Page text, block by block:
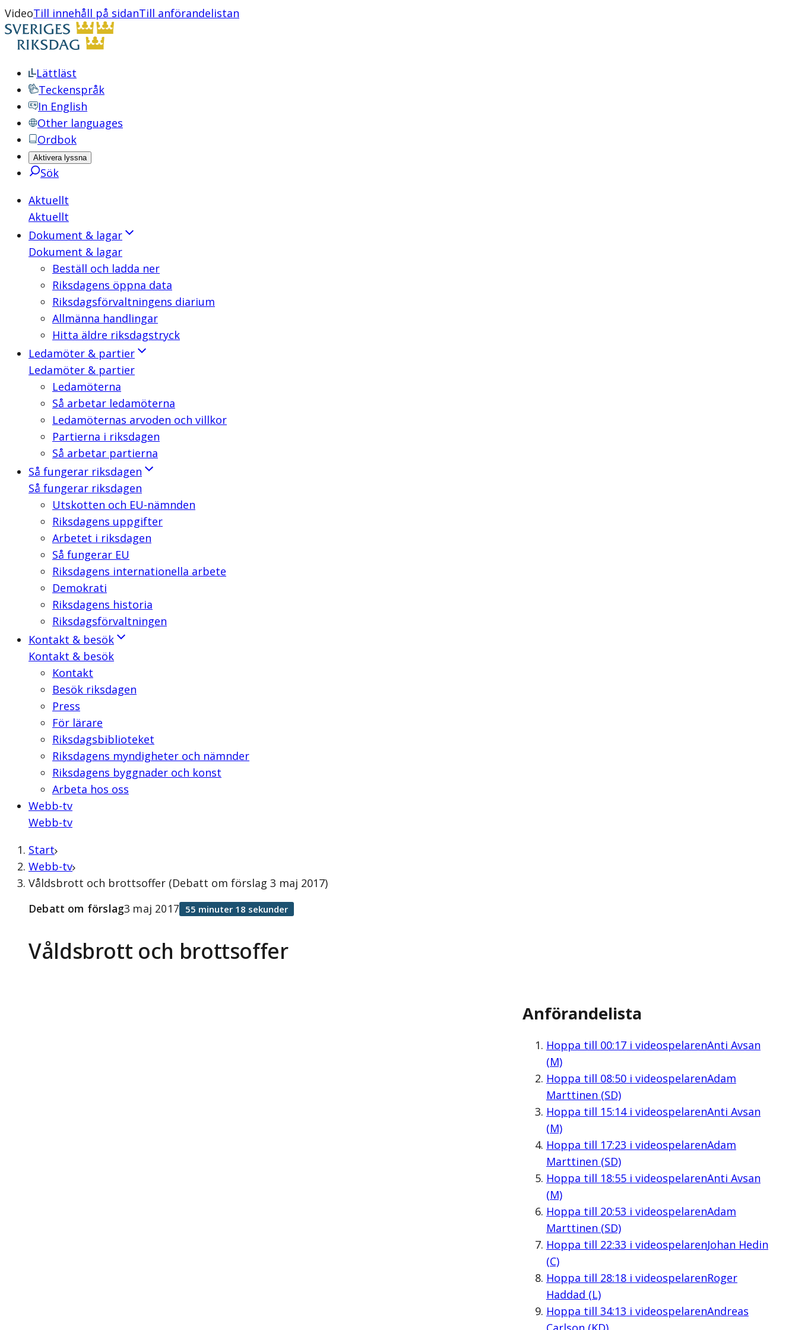
VideoTill innehåll på sidanTill anförandelistan
Lättläst
Teckenspråk
In English
Other languages
Ordbok
Aktivera lyssna
Sök
Aktuellt
Aktuellt
Dokument & lagar
Dokument & lagar
Beställ och ladda ner
Riksdagens öppna data
Riksdagsförvaltningens diarium
Allmänna handlingar
Hitta äldre riksdagstryck
Ledamöter & partier
Ledamöter & partier
Ledamöterna
Så arbetar ledamöterna
Ledamöternas arvoden och villkor
Partierna i riksdagen
Så arbetar partierna
Så fungerar riksdagen
Så fungerar riksdagen
Utskotten och EU-nämnden
Riksdagens uppgifter
Arbetet i riksdagen
Så fungerar EU
Riksdagens internationella arbete
Demokrati
Riksdagens historia
Riksdagsförvaltningen
Kontakt & besök
Kontakt & besök
Kontakt
Besök riksdagen
Press
För lärare
Riksdagsbiblioteket
Riksdagens myndigheter och nämnder
Riksdagens byggnader och konst
Arbeta hos oss
Webb-tv
Webb-tv
Start
Webb-tv
Våldsbrott och brottsoffer (Debatt om förslag 3 maj 2017)
Våldsbrott och brottsoffer
Debatt om förslag3 maj 2017 55 minuter 18 sekunder
Anförandelista
Hoppa till 00:17i videospelarenAnti Avsan
(M)
Hoppa till 08:50i videospelarenAdam
Marttinen (SD)
Hoppa till 15:14i videospelarenAnti Avsan
(M)
Hoppa till 17:23 i videospelarenAdam
Marttinen (SD)
Hoppa till 18:55i videospelarenAnti Avsan
(M)
Hoppa till 20:53 i videospelarenAdam
Marttinen (SD)
Hoppa till 22:33 i videospelarenJohan Hedin
(C)
Hoppa till 28:18i videospelarenRoger
Haddad (L)
Hoppa till 34:13 i videospelarenAndreas